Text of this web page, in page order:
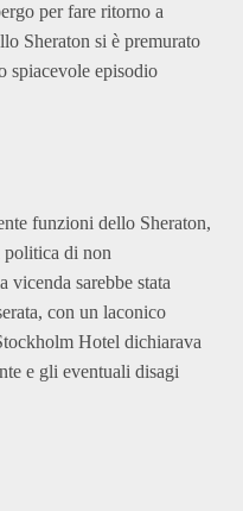
per fare ritorno a
Sheraton si è premurato
spiacevole episodio
funzioni dello Sheraton,
politica di non
vicenda sarebbe stata
con un laconico
Hotel dichiarava
e gli eventuali disagi